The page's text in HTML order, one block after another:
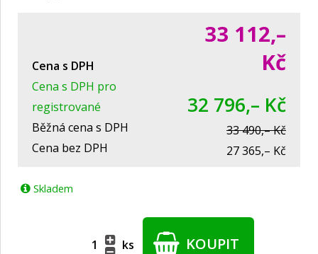
Cena s DPH
33 112,–
Kč
Cena s DPH pro
registrované
32 796,– Kč
Běžná cena s DPH
33 490,– Kč
Cena bez DPH
27 365,– Kč
Skladem
ks KOUPIT